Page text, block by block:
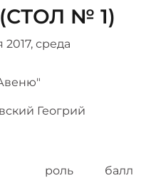
№ 1)
2017, среда
Геогрий
роль
балл